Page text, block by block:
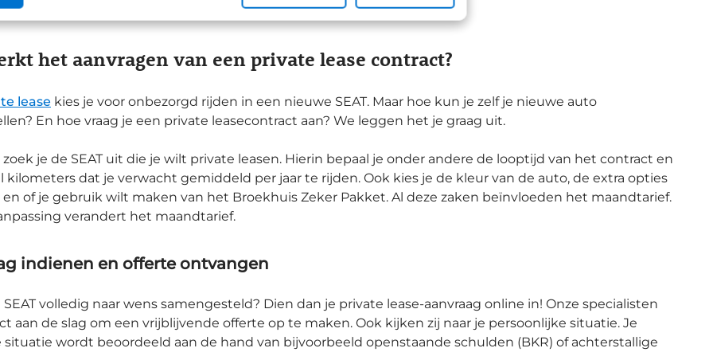
omgaan met klachten
het aanvragen van een private lease contract?
lease kies je voor onbezorgd rijden in een nieuwe SEAT. Maar hoe kun je zelf je nieuwe auto
En hoe vraag je een private leasecontract aan? We leggen het je graag uit.
je de SEAT uit die je wilt private leasen. Hierin bepaal je onder andere de looptijd van het contract en
kilometers dat je verwacht gemiddeld per jaar te rijden. Ook kies je de kleur van de auto, de extra opties
of je gebruik wilt maken van het Broekhuis Zeker Pakket. Al deze zaken beïnvloeden het maandtarief.
verandert het maandtarief.
indienen en offerte ontvangen
SEAT volledig naar wens samengesteld? Dien dan je private lease-aanvraag online in! Onze specialisten
aan de slag om een vrijblijvende offerte op te maken. Ook kijken zij naar je persoonlijke situatie. Je
situatie wordt beoordeeld aan de hand van bijvoorbeeld openstaande schulden (BKR) of achterstallige